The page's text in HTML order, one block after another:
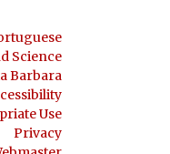
Science
Barbara
Use
Privacy